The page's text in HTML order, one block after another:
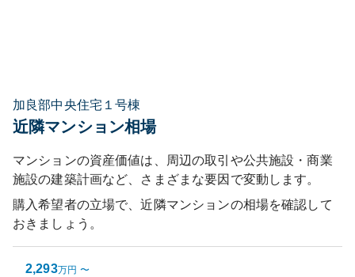
加良部中央住宅１号棟
近隣マンション相場
マンションの資産価値は、周辺の取引や公共施設・商業
施設の建築計画など、さまざまな要因で変動します。
購入希望者の立場で、近隣マンションの相場を確認して
おきましょう。
2,293万円 〜